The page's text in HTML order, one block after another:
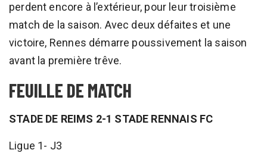
perdent encore à l’extérieur, pour leur troisième
match de la saison. Avec deux défaites et une
victoire, Rennes démarre poussivement la saison
avant la première trêve.
FEUILLE DE MATCH
STADE DE REIMS 2-1 STADE RENNAIS FC
Ligue 1- J3